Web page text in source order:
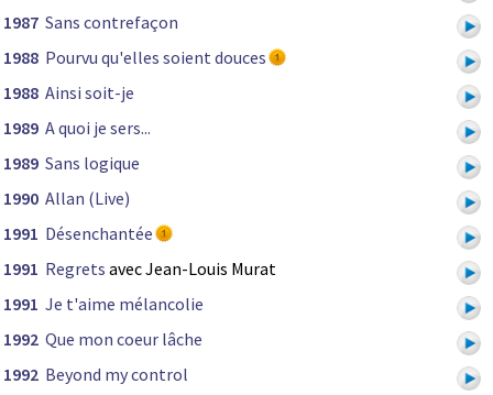
1987 Sans contrefaçon
1988 Pourvu qu'elles soient douces
1988 Ainsi soit-je
1989 A quoi je sers...
1989 Sans logique
1990 Allan (Live)
1991 Désenchantée
1991 Regrets avec Jean-Louis Murat
1991 Je t'aime mélancolie
1992 Que mon coeur lâche
1992 Beyond my control